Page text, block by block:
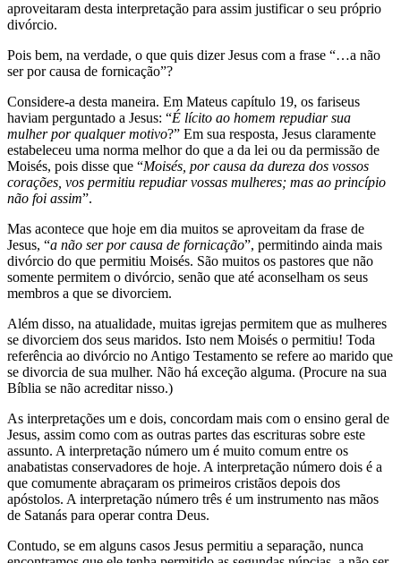
aproveitaram desta interpretação para assim justificar o seu próprio
divórcio.
Pois bem, na verdade, o que quis dizer Jesus com a frase “…a não
ser por causa de fornicação”?
Considere-a desta maneira. Em Mateus capítulo 19, os fariseus
haviam perguntado a Jesus: “É lícito ao homem repudiar sua
mulher por qualquer motivo?” Em sua resposta, Jesus claramente
estabeleceu uma norma melhor do que a da lei ou da permissão de
Moisés, pois disse que “Moisés, por causa da dureza dos vossos
corações, vos permitiu repudiar vossas mulheres; mas ao princípio
não foi assim”.
Mas acontece que hoje em dia muitos se aproveitam da frase de
Jesus, “a não ser por causa de fornicação”, permitindo ainda mais
divórcio do que permitiu Moisés. São muitos os pastores que não
somente permitem o divórcio, senão que até aconselham os seus
membros a que se divorciem.
Além disso, na atualidade, muitas igrejas permitem que as mulheres
se divorciem dos seus maridos. Isto nem Moisés o permitiu! Toda
referência ao divórcio no Antigo Testamento se refere ao marido que
se divorcia de sua mulher. Não há exceção alguma. (Procure na sua
Bíblia se não acreditar nisso.)
As interpretações um e dois, concordam mais com o ensino geral de
Jesus, assim como com as outras partes das escrituras sobre este
assunto. A interpretação número um é muito comum entre os
anabatistas conservadores de hoje. A interpretação número dois é a
que comumente abraçaram os primeiros cristãos depois dos
apóstolos. A interpretação número três é um instrumento nas mãos
de Satanás para operar contra Deus.
Contudo, se em alguns casos Jesus permitiu a separação, nunca